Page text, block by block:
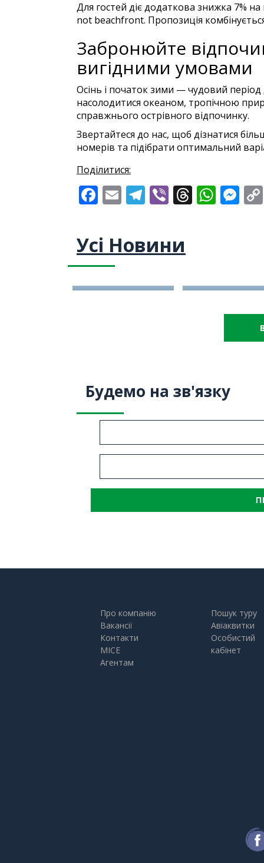
Для гостей діє додаткова знижка 7%
not beachfront. Пропозиція
Забронюйте
вигідними умовами
Осінь і початок зими — чудовий
насолодитися океаном, тропічною
справжнього острівного відпочинку.
Звертайтеся до нас, щоб дізнатися
номерів та підібрати оптимальний
Поділитися:
Facebook
EmailTelegram
ViberThreads
Усі Новини
Маврикії восени
Будемо на зв'язку
Про компанію
Вакансії
Контакти
MICE
Агентам
Пошук туру
Авіаквитки
Особистий
кабінет